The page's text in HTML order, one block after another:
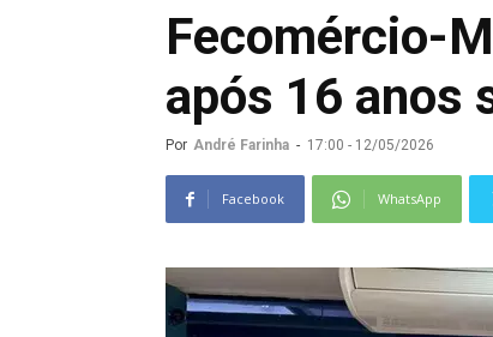
Fecomércio-
após 16 anos
Por André Farinha - 17:00 - 12/05/2026
Facebook WhatsApp